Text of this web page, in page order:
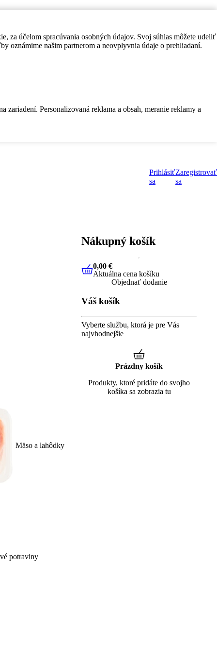
za účelom spracúvania osobných údajov. Svoj súhlas môžete udeliť
oznámime našim partnerom a neovplyvnia údaje o prehliadaní.
Personalizovaná reklama a obsah, meranie reklamy a
Prihlásiť
sa
Zaregistrovať
sa
Mäso a lahôdky
potraviny
Nákupný košík
0,00 €Aktuálna cena košíku
0,00 €
Aktuálna cena košíku
Objednať dodanie
Váš košík
Vyberte službu, ktorá je pre Vás
najvhodnejšie
Prázdny košík
Produkty, ktoré pridáte do svojho
košíka sa zobrazia tu